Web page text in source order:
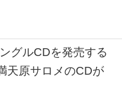
グルCDを発売する
天原サロメのCDが